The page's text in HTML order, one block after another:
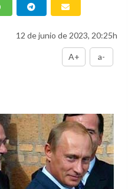
12 de junio de 2023, 20:25h
A+ a-